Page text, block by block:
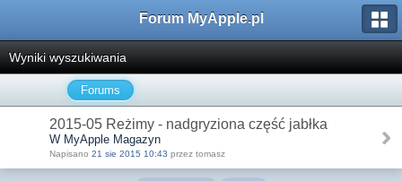
Forum MyApple.pl
Wyniki wyszukiwania
Forums
2015-05 Reżimy - nadgryziona część jabłka
W MyApple Magazyn
Napisano 21 sie 2015 10:43 przez tomasz